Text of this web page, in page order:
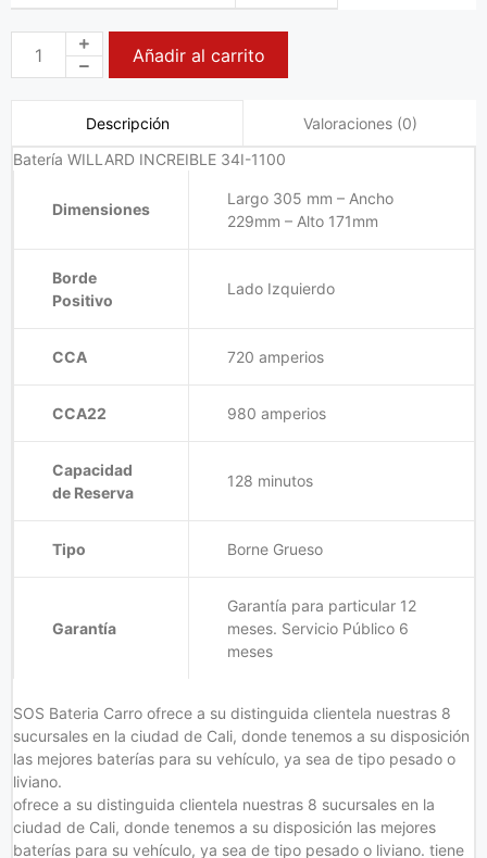
Añadir al carrito
Descripción
Valoraciones (0)
Batería WILLARD INCREIBLE 34I-1100
Dimensiones
Largo 305 mm – Ancho
229mm – Alto 171mm
Borde
Positivo
Lado Izquierdo
CCA 720 amperios
CCA22 980 amperios
Capacidad
de Reserva
128 minutos
Tipo Borne Grueso
Garantía
Garantía para particular 12
meses. Servicio Público 6
meses
SOS Bateria Carro ofrece a su distinguida clientela nuestras 8
sucursales en la ciudad de Cali, donde tenemos a su disposición
las mejores baterías para su vehículo, ya sea de tipo pesado o
liviano.
ofrece a su distinguida clientela nuestras 8 sucursales en la
ciudad de Cali, donde tenemos a su disposición las mejores
baterías para su vehículo, ya sea de tipo pesado o liviano. tiene